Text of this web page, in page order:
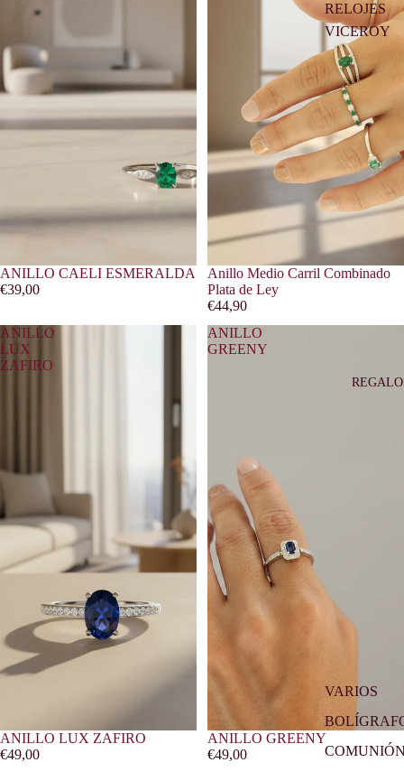
RELOJES
VICEROY
VARIOS
ANILLO CAELI ESMERALDA
€39,00
Anillo Medio Carril Combinado
Plata de Ley
€44,90
ANILLO
LUX
ZAFIRO
ANILLO LUX ZAFIRO
€49,00
ANILLO
GREENY
ANILLO GREENY
€49,00